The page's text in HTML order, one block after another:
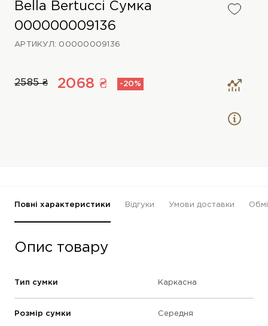
Bella Bertucci Сумка
000000009136
АРТИКУЛ: 00000009136
2585 ₴ 2068 ₴ -20%
Повні характеристики Відгуки Умови доставки
Опис товару
Тип сумки Каркасна
Розмір сумки Середня